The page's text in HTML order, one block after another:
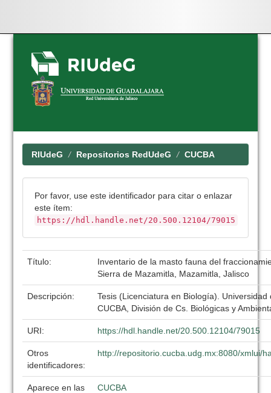
Skip
navigation
RIUdeG Repositorios RedUdeG CUCBA
Por favor, use este identificador para citar o enlazar
este ítem:
https://hdl.handle.net/20.500.12104/79015
Título:
Inventario de la masto fauna del
Sierra de Mazamitla, Mazamitla, Jalisco
Descripción:
Tesis (Licenciatura en Biología). Universidad
CUCBA, División de Cs. Biológicas y
URI: https://hdl.handle.net/20.500.12104/79015
Otros
identificadores:
http://repositorio.cucba.udg.mx:8080/xmlui/
Aparece en las
CUCBA